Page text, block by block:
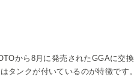
から8月に発売されたGGAに交換
ンクが付いているのが特徴です。